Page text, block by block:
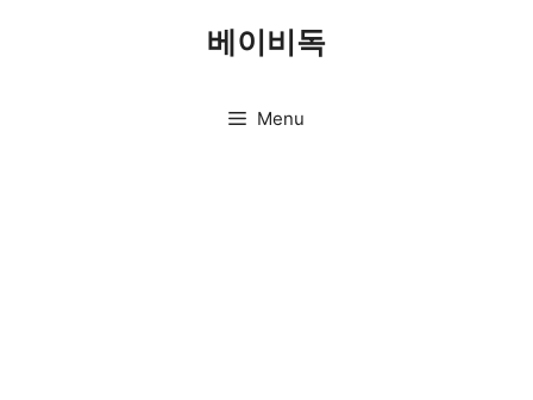
베이비독
Menu